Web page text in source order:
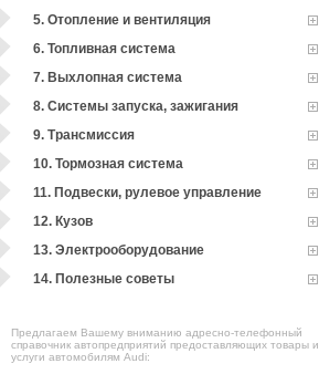
5. Отопление и вентиляция
6. Топливная система
7. Выхлопная система
8. Системы запуска, зажигания
9. Трансмиссия
10. Тормозная система
11. Подвески, рулевое управление
12. Кузов
13. Электрооборудование
14. Полезные советы
Предлагаем Вашему вниманию адресно-телефонный
справочник автопредприятий предоставляющих товары и
услуги автомобилям Audi: